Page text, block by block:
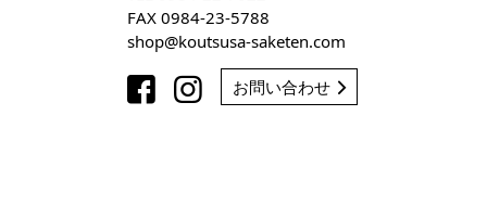
FAX 0984-23-5788
shop
koutsusa-saketen com
お問い合わせ